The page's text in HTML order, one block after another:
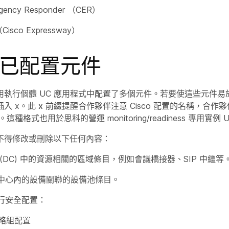
Responder （CER）
Expressway）
配置元件
執行個體 UC 應用程式中配置了多個元件。若要使這些元件
入 x。此 x 前綴提醒合作夥伴注意 Cisco 配置的名稱，合作
這種格式也用於思科的營運 monitoring/readiness 專用實例
修改或刪除以下任何內容：
中的資源相關的區域條目，例如會議橋接器、SIP 中繼等
心內的設備關聯的設備池條目。
安全配置：
組配置